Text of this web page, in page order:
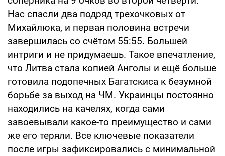
Нас спасли два подряд трехочковых от
Михайлюка, и первая половина встречи
завершилась со счётом 55:55. Большей
интриги и не придумаешь. Такое впечатление,
что Литва стала копией Анголы и ещё больше
готовила подопечных Багатскиса к безумной
борьбе за выход на ЧМ. Украинцы постоянно
находились на качелях, когда сами
завоевывали какое-то преимущество и сами
же его теряли. Все ключевые показатели
после игры зафиксировались с минимальной